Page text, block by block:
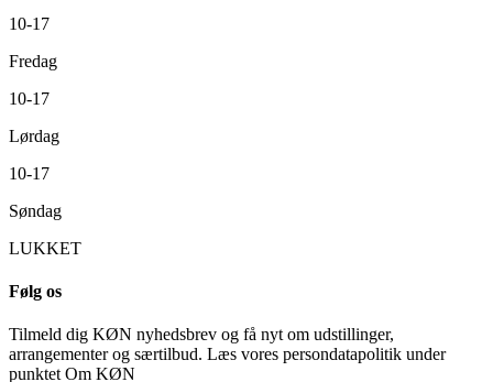
10-17
Fredag
10-17
Lørdag
10-17
Søndag
LUKKET
Følg os
Tilmeld dig KØN nyhedsbrev og få nyt om udstillinger,
arrangementer og særtilbud. Læs vores persondatapolitik under
punktet Om KØN